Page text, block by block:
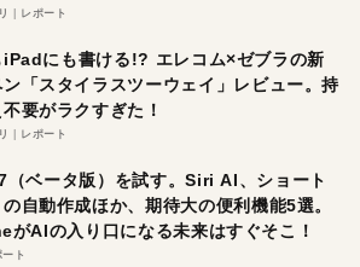
レポート
iPadにも書ける!? エレコム×ゼブラの新
「スタイラスツーウェイ」レビュー。持
要がラクすぎた！
レポート
（ベータ版）を試す。Siri AI、ショート
自動作成ほか、期待大の便利機能5選。
がAIの入り口になる未来はすぐそこ！
ート